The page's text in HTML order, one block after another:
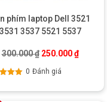
₫.
phím laptop Dell 3521
3531 3537 5521 5537
300.000₫ Giá gốc là:
250.000₫Giá
0 Đánh giá